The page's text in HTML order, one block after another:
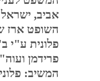
אביב,
השופט ארז
פלונית ע"י
פרידמן
המשיב: